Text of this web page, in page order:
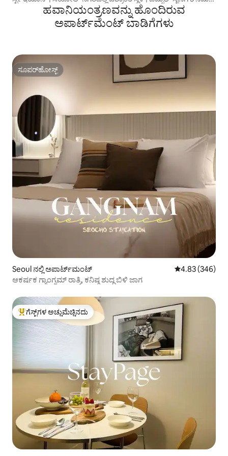
ನಡಿಗೆ #ಮಿಸ್ಟರ್ ಮೆನ್ಷನ್
ಹವಾನಿಯಂತ್ರಣವನ್ನು ಹೊಂದಿರುವ
ಅಪಾರ್ಟ್‌ಮೆಂಟ್‌ ಬಾಡಿಗೆಗಳು
ಸೂಪರ್‌ಹೋಸ್ಟ್
ಸೂಪರ್‌ಹೋಸ್ಟ್
Seoul ನಲ್ಲಿ ಅಪಾರ್ಟ್‌ಮಂಟ್ 5 ರಲ್ಲಿ 4.83
4.83 (346)
ಆಕರ್ಷಕ ಗ್ಯಾಂಗ್ನಮ್ ರಾತ್ರಿ, ಕನಿಷ್ಠ ಶುದ್ಧ ಬಿಳಿ ಜಾಗ
ಗೆಸ್ಟ್‌ಗಳಿಗೆ ಅತಿ ಹೆಚ್ಚು ಅಚ್ಚುಮೆಚ್ಚಿನದು
ಗೆಸ್ಟ್‌ಗಳ ಅಚ್ಚುಮೆಚ್ಚಿನದು